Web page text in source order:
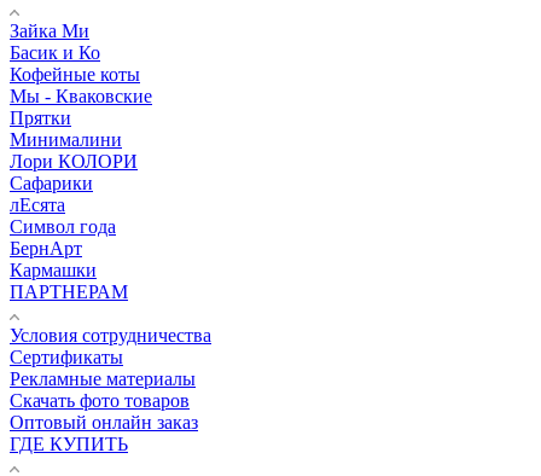
Зайка Ми
Басик и Ко
Кофейные коты
Мы - Кваковские
Прятки
Минималини
Лори КОЛОРИ
Сафарики
лЕсята
Символ года
БернАрт
Кармашки
ПАРТНЕРАМ
Условия сотрудничества
Сертификаты
Рекламные материалы
Скачать фото товаров
Оптовый онлайн заказ
ГДЕ КУПИТЬ